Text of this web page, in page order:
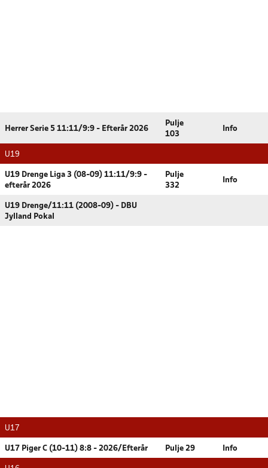
Herrer Serie 5 11:11/9:9 - Efterår 2026
Pulje
103
Info
U19
U19 Drenge Liga 3 (08-09) 11:11/9:9 -
efterår 2026
Pulje
332
Info
U19 Drenge/11:11 (2008-09) - DBU
Jylland Pokal
U17
U17 Piger C (10-11) 8:8 - 2026/Efterår Pulje 29 Info